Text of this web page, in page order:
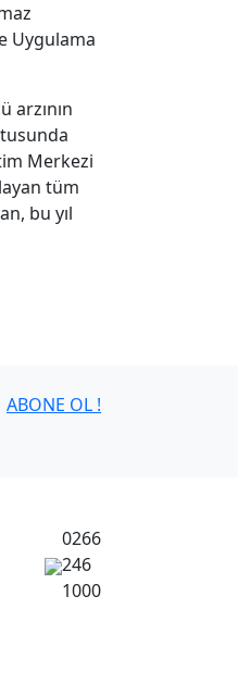
Uygulama
arzının
Merkezi
tüm
bu yıl
ABONE OL !
0266
246
1000